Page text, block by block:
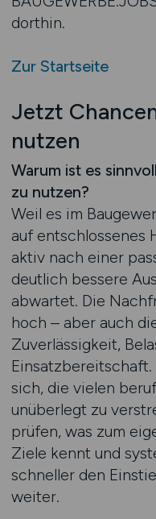
dorthin.
Zur Startseite
Jetzt
nutzen
Warum ist es
zu nutzen?
Weil es im
auf entschlossenes
aktiv nach einer
deutlich bessere
abwartet. Die
hoch – aber auch
Zuverlässigkeit,
Einsatzbereitschaft.
sich, die vielen
unüberlegt zu
prüfen, was zum
Ziele kennt und
schneller den
weiter.